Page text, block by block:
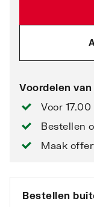
Voordelen
Voor
Bestellen
Maak
Bestellen